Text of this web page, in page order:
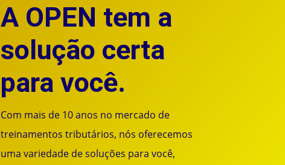
A OPEN tem a
solução certa
para você.
Com mais de 10 anos no mercado de
treinamentos tributários, nós oferecemos
uma variedade de soluções para você,